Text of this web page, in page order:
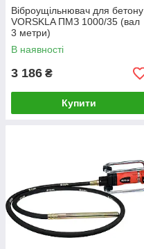
Віброущільнювач для бетону
VORSKLA ПМЗ 1000/35 (вал
3 метри)
В наявності
3 186 ₴
Купити